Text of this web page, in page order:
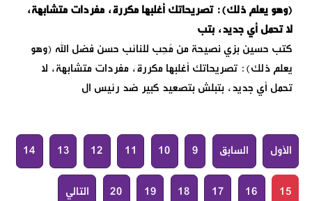
(وهو يعلم ذلك): تصريحاتك أغلبها مكررة، مفردات متشابهة،
لا تحمل أي جديد، بتب
كتب حسين بزي نصيحة من مُحِب للنائب حسن فضل الله (وهو
يعلم ذلك): تصريحاتك أغلبها مكررة، مفردات متشابهة، لا
تحمل أي جديد، بتبلش بتصعيد كبير ضد رئيس ال
الأول السابق 9
10
11
12
13
14
15
16
17
18
19
20 التالي